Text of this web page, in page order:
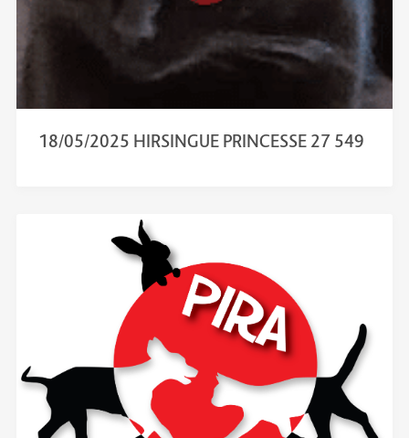
18/05/2025 HIRSINGUE PRINCESSE 27 549